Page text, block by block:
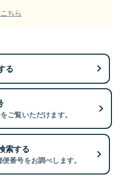
ちら
る
ご覧いただけます。
索する
番号をお調べします。